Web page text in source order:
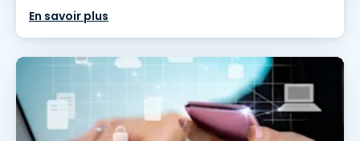
En savoir plus